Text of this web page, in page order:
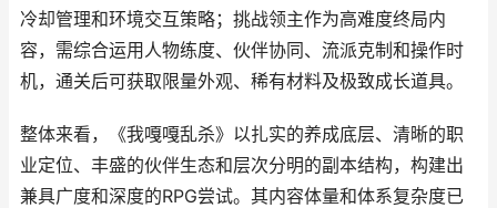
冷却管理和环境交互策略；挑战领主作为高难度终局内
容，需综合运用人物练度、伙伴协同、流派克制和操作时
机，通关后可获取限量外观、稀有材料及极致成长道具。
整体来看，《我嘎嘎乱杀》以扎实的养成底层、清晰的职
业定位、丰盛的伙伴生态和层次分明的副本结构，构建出
兼具广度和深度的RPG尝试。其内容体量和体系复杂度已